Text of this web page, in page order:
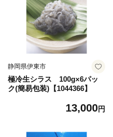
静岡県伊東市
極冷生シラス 100g×6パッ
ク(簡易包装)【1044366】
13,000円